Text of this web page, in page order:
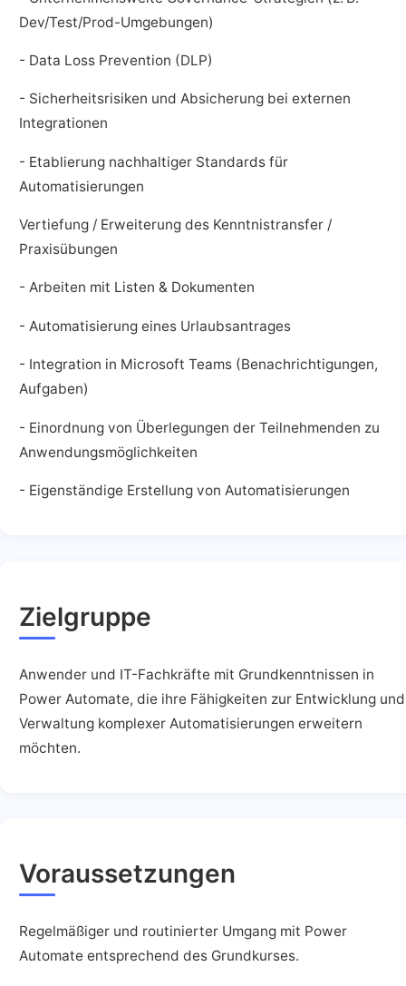
Dev/Test/Prod-Umgebungen)
- Data Loss Prevention (DLP)
- Sicherheitsrisiken und Absicherung bei externen
Integrationen
- Etablierung nachhaltiger Standards für
Automatisierungen
Vertiefung / Erweiterung des Kenntnistransfer /
Praxisübungen
- Arbeiten mit Listen & Dokumenten
- Automatisierung eines Urlaubsantrages
- Integration in Microsoft Teams (Benachrichtigungen,
Aufgaben)
- Einordnung von Überlegungen der Teilnehmenden zu
Anwendungsmöglichkeiten
- Eigenständige Erstellung von Automatisierungen
Zielgruppe
Anwender und IT-Fachkräfte mit Grundkenntnissen in
Power Automate, die ihre Fähigkeiten zur Entwicklung und
Verwaltung komplexer Automatisierungen erweitern
möchten.
Voraussetzungen
Regelmäßiger und routinierter Umgang mit Power
Automate entsprechend des Grundkurses.